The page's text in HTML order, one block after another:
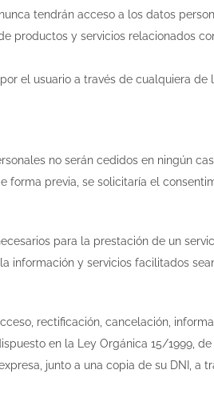
tendrán acceso a los datos
productos y servicios relacionados
el usuario a través de cualquiera
no serán cedidos en ningún
previa, se solicitaría el
para la prestación de un
información y servicios facilitados
rectificación, cancelación,
en la Ley Orgánica 15/1999,
junto a una copia de su DNI, a